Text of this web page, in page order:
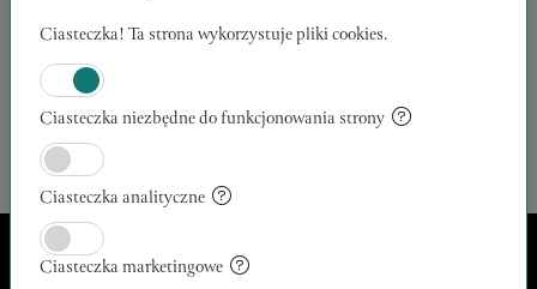
Archiwum prac:
Nie znaleziono produktów spełniających wybrane kryteria.
Ciasteczka! Ta strona wykorzystuje pliki cookies.
Ciasteczka niezbędne do funkcjonowania strony
Ciasteczka analityczne
Ciasteczka marketingowe